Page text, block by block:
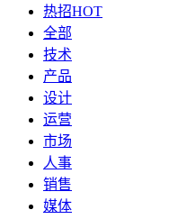
热招HOT
全部
技术
产品
设计
运营
市场
人事
销售
媒体